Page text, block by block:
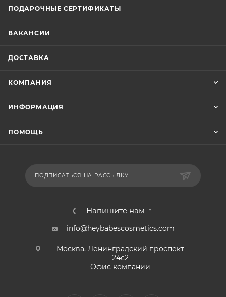
ПОДАРОЧНЫЕ СЕРТИФИКАТЫ
ВАКАНСИИ
ДОСТАВКА
КОМПАНИЯ
ИНФОРМАЦИЯ
ПОМОЩЬ
ПОДПИСАТЬСЯ НА РАССЫЛКУ
Напишите нам
info@heybabescosmetics.com
Москва, Ленинградский проспект
24с2
Офис компании